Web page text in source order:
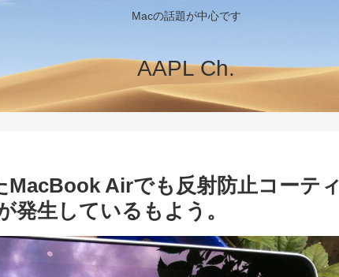
Macの話題が中心です
AAPL Ch.
Airでも反射防止コーティ
発生しているもよう。